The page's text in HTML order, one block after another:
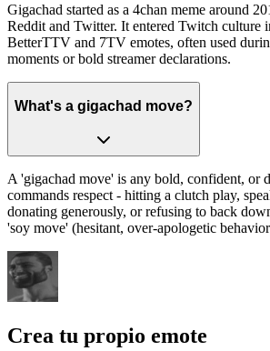
Gigachad started as a 4chan meme around
Reddit and Twitter. It entered Twitch culture
BetterTTV and 7TV emotes, often used
moments or bold streamer declarations.
What's a gigachad move?
A 'gigachad move' is any bold, confident, or
commands respect - hitting a clutch play,
donating generously, or refusing to back
'soy move' (hesitant, over-apologetic
Crea tu propio emote